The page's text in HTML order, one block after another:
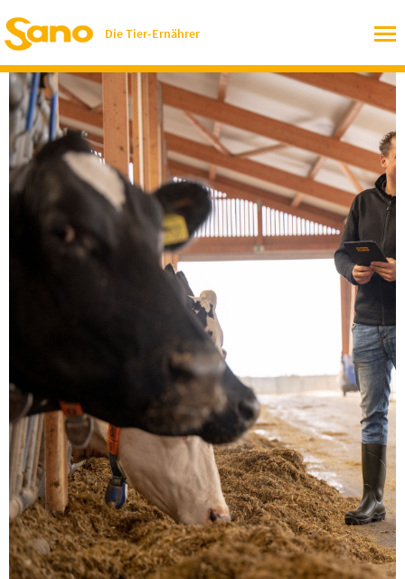
Die Tier-Ernährer